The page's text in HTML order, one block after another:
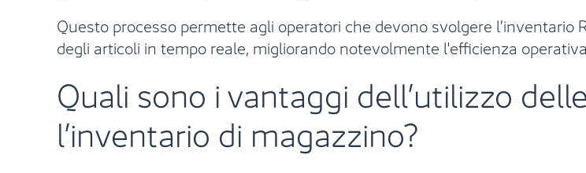
Questo processo permette agli operatori che devono svolgere
degli articoli in tempo reale, migliorando notevolmente l'efficienza
Quali sono i vantaggi dell’utilizzo
l’inventario di magazzino?